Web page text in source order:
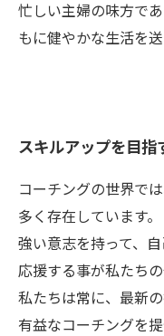
忙しい主婦の味方で
もに健やかな生活を送
スキルアップを目指
コーチングの世界で
多く存在しています。
強い意志を持って、
応援する事が私たちの
私たちは常に、最新
有益なコーチングを